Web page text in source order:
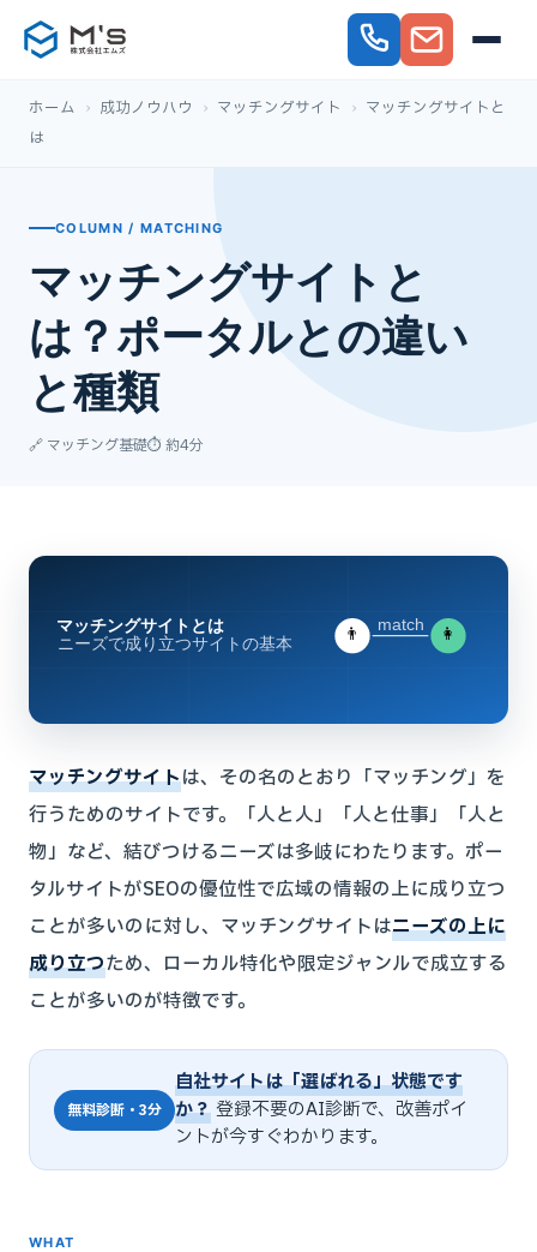
ホーム › 成功ノウハウ › マッチングサイト › マッチングサイトと
は
COLUMN / MATCHING
マッチングサイトと
は？ポータルとの違い
と種類
🔗 マッチング基礎⏱ 約4分
👨 👩
match
マッチングサイトとは
ニーズで成り立つサイトの基本
マッチングサイトは、その名のとおり「マッチング」を
行うためのサイトです。「人と人」「人と仕事」「人と
物」など、結びつけるニーズは多岐にわたります。ポー
タルサイトがSEOの優位性で広域の情報の上に成り立つ
ことが多いのに対し、マッチングサイトはニーズの上に
成り立つため、ローカル特化や限定ジャンルで成立する
ことが多いのが特徴です。
無料診断・3分
自社サイトは「選ばれる」状態です
か？登録不要のAI診断で、改善ポイ
ントが今すぐわかります。
WHAT